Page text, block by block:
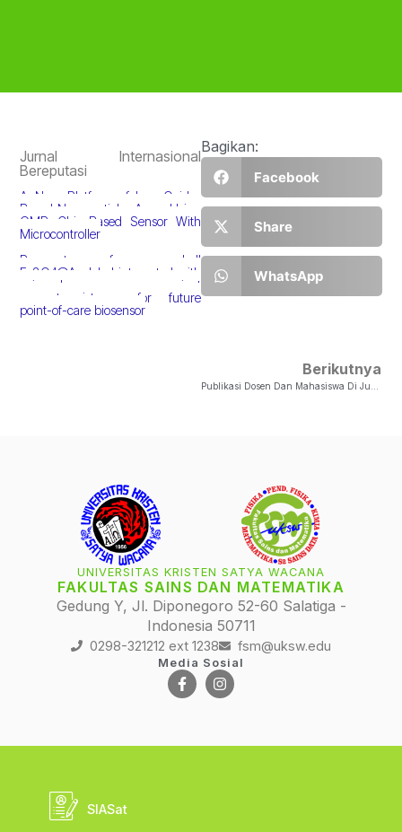
Jurnal Internasional
Bereputasi
A New Platform of Iron Oxide-
Based Nanoparticles Assay Using
GMR Chip-Based Sensor With
Microcontroller
Prospect of core-shell
Fe3O4@Ag label integrated with
spin-valve giant
magnetoresistance for future
point-of-care biosensor
Bagikan:
Facebook
Share
WhatsApp
Berikutnya
UNIVERSITAS KRISTEN SATYA WACANA
FAKULTAS SAINS DAN MATEMATIKA
Gedung Y, Jl. Diponegoro 52-60 Salatiga -
Indonesia 50711
0298-321212 ext 1238 fsm@uksw.edu
Media Sosial
SIASat